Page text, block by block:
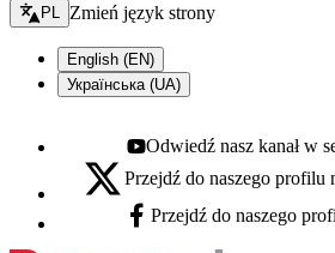
Zmień język - bieżący:
PL Zmień język strony
English (EN)
Українська (UA)
Youtube - otwiera się w nowej karcie
Odwiedź nasz kanał w
X - otwiera się w nowej karcie
Przejdź do naszego
Facebook - otwiera się w nowej
Przejdź do naszego